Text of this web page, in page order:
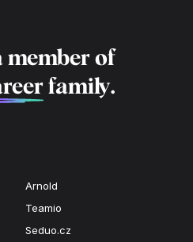
member of
family.
Arnold
Teamio
Seduo.cz